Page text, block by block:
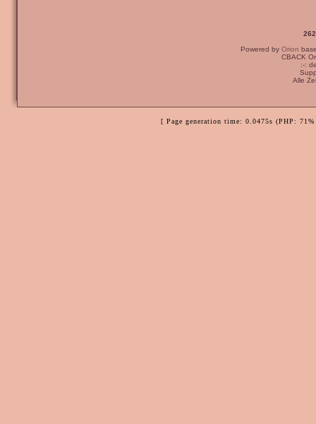
Powered by Orion
CBACK
:-:
Alle
[ Page generation time: 0.0475s (PHP: